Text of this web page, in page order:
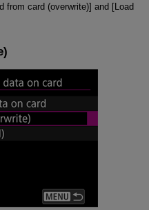
from card (overwrite)] and [Load